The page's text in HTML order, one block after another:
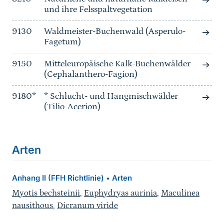
und ihre Felsspaltvegetation
9130
Waldmeister-Buchenwald (Asperulo-
Fagetum)
9150
Mitteleuropäische Kalk-Buchenwälder
(Cephalanthero-Fagion)
9180*
* Schlucht- und Hangmischwälder
(Tilio-Acerion)
Arten
Anhang II (FFH Richtlinie) • Arten
Myotis bechsteinii, Euphydryas aurinia, Maculinea
nausithous, Dicranum viride